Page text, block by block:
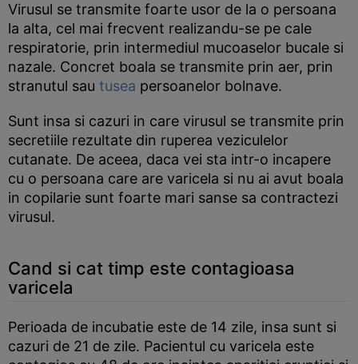
Virusul se transmite foarte usor de la o persoana
la alta, cel mai frecvent realizandu-se pe cale
respiratorie, prin intermediul mucoaselor bucale si
nazale. Concret boala se transmite prin aer, prin
stranutul sau tusea persoanelor bolnave.
Sunt insa si cazuri in care virusul se transmite prin
secretiile rezultate din ruperea veziculelor
cutanate. De aceea, daca vei sta intr-o incapere
cu o persoana care are varicela si nu ai avut boala
in copilarie sunt foarte mari sanse sa contractezi
virusul.
Cand si cat timp este contagioasa
varicela
Perioada de incubatie este de 14 zile, insa sunt si
cazuri de 21 de zile. Pacientul cu varicela este